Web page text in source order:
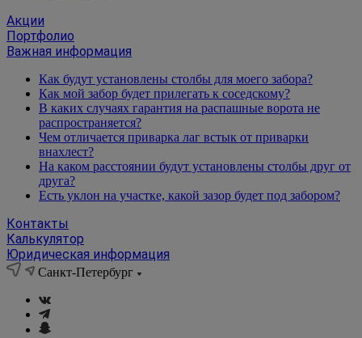
Акции
Портфолио
Важная информация
Как будут установлены столбы для моего забора?
Как мой забор будет прилегать к соседскому?
В каких случаях гарантия на распашные ворота не
распространяется?
Чем отличается приварка лаг встык от приварки
внахлест?
На каком расстоянии будут установлены столбы друг от
друга?
Есть уклон на участке, какой зазор будет под забором?
Контакты
Калькулятор
Юридическая информация
Санкт-Петербург